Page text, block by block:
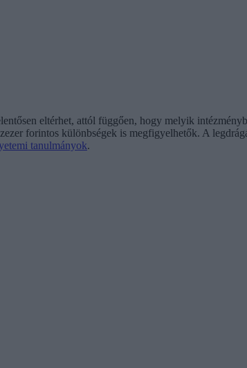
eltérhet, attól függően, hogy melyik
forintos különbségek is megfigyelhetők. A
tanulmányok.